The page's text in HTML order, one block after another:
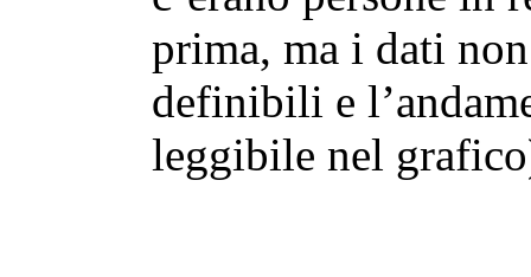
prima, ma i dati
definibili e
leggibile nel